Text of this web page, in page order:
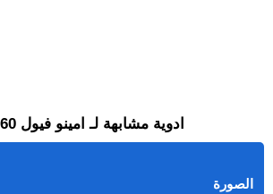
ادوية مشابهة لـ امينو فيول 60 قرص
الصورة